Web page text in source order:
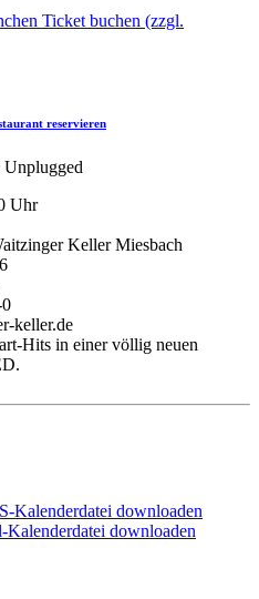
Ticket buchen (zzgl.
reservieren
Uhr
Keller Miesbach
keller.de
Hits in einer völlig neuen
Kalenderdatei downloaden
Kalenderdatei downloaden